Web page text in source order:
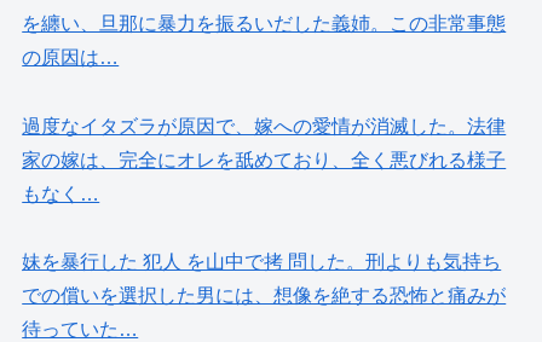
を纏い、旦那に暴力を振るいだした義姉。この非常事態
の原因は…
過度なイタズラが原因で、嫁への愛情が消滅した。法律
家の嫁は、完全にオレを舐めており、全く悪びれる様子
もなく…
妹を暴行した 犯人 を山中で拷 問した。刑よりも気持ち
での償いを選択した男には、想像を絶する恐怖と痛みが
待っていた…